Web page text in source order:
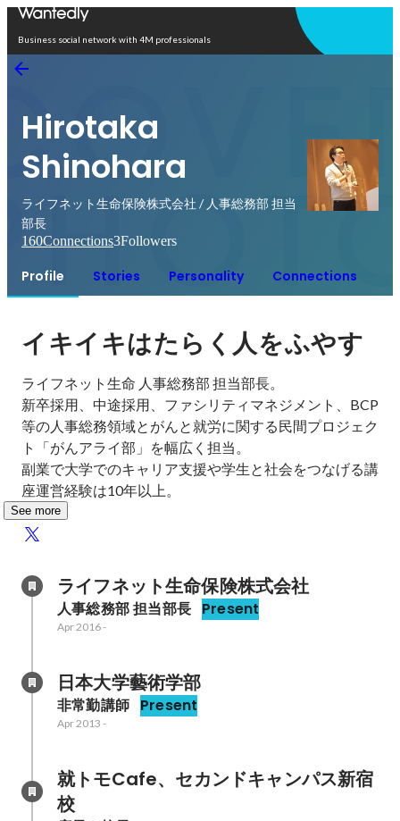
Business social network with 4M professionals
Hirotaka
Shinohara
ライフネット生命保険株式会社 / 人事総務部 担当
部長
160Connections3Followers
Profile Stories Personality Connections
イキイキはたらく人をふやす
ライフネット生命 人事総務部 担当部長。
新卒採用、中途採用、ファシリティマネジメント、BCP
等の人事総務領域とがんと就労に関する民間プロジェク
ト「がんアライ部」を幅広く担当。
副業で大学でのキャリア支援や学生と社会をつなげる講
座運営経験は10年以上。
See more
ライフネット生命保険株式会社
人事総務部 担当部長 Present
Apr 2016-
日本大学藝術学部
非常勤講師 Present
Apr 2013 -
就トモCafe、セカンドキャンパス新宿
校